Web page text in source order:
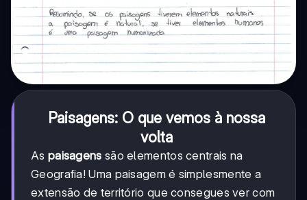
Paisagens: O que vemos à nossa
volta
As paisagens são elementos centrais na
Geografia! Uma paisagem é simplesmente a
extensão de território que consegues ver com